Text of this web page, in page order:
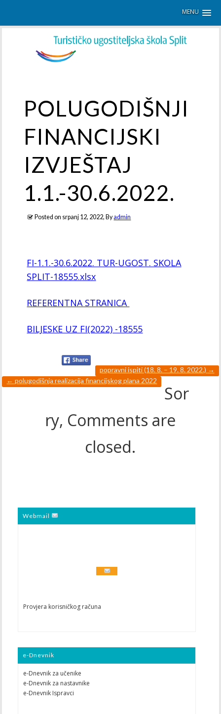
MENU
POLUGODIŠNJI
FINANCIJSKI
IZVJEŠTAJ
1.1.-30.6.2022.
Posted on srpanj 12, 2022, Byadmin
FI-1.1.-30.6.2022. TUR-UGOST. SKOLA
SPLIT-18555.xlsx
REFERENTNA STRANICA
BILJESKE UZ FI(2022) -18555
popravni ispiti (18. 8. – 19. 8. 2022.) →
← polugodišnja realizacija financijskog plana 2022
Sor
ry, Comments are
closed.
Webmail
Provjera korisničkog računa
e-Dnevnik
e-Dnevnik za učenike
e-Dnevnik za nastavnike
e-Dnevnik Ispravci